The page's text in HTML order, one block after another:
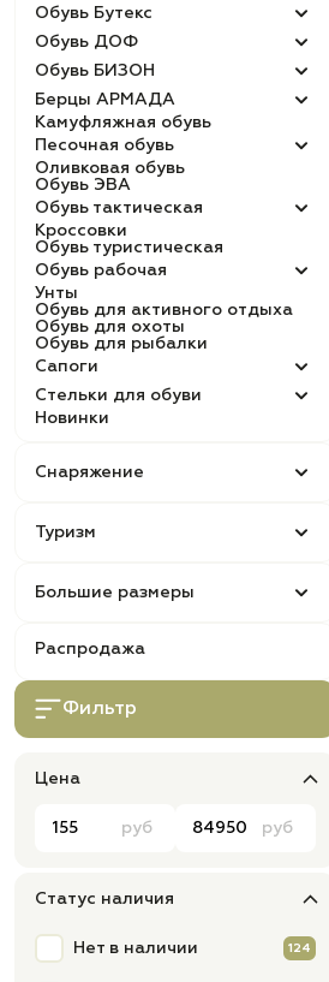
Обувь Бутекс
Обувь ДОФ
Обувь БИЗОН
Берцы АРМАДА
Камуфляжная обувь
Песочная обувь
Оливковая обувь
Обувь ЭВА
Обувь тактическая
Кроссовки
Обувь туристическая
Обувь рабочая
Унты
Обувь для активного отдыха
Обувь для охоты
Обувь для рыбалки
Сапоги
Стельки для обуви
Новинки
Снаряжение
Туризм
Большие размеры
Распродажа
Фильтр
Цена
руб руб
Статус наличия
Нет в наличии 124